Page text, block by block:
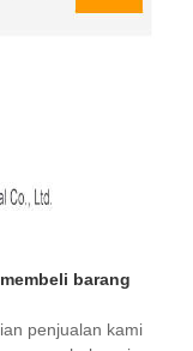
barang
penjualan kami